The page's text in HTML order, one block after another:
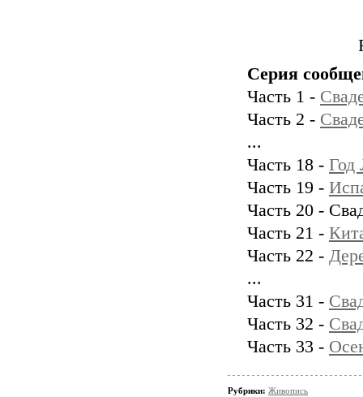
Серия
Часть 1 -
Часть 2 -
...
Часть 18 - Год
Часть 19 -
Часть 20 -
Часть 21 -
Часть 22 -
...
Часть 31 -
Часть 32 -
Часть 33 -
Рубрики: Живопись